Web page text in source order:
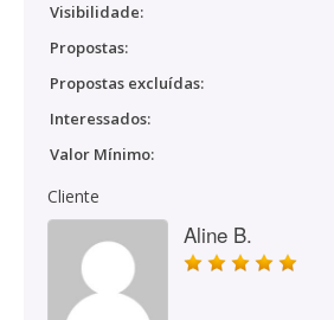
Visibilidade:
Propostas:
Propostas excluídas:
Interessados:
Valor Mínimo:
Cliente
Aline B.